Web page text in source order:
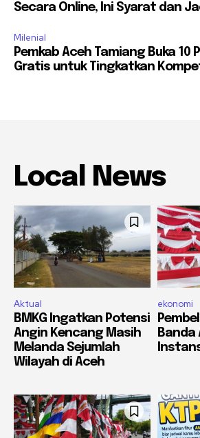
Secara Online, Ini Syarat dan
Milenial
Pemkab Aceh Tamiang Buka 10
Gratis untuk Tingkatkan
Local News
Aktual
BMKG Ingatkan Potensi
Angin Kencang Masih
Melanda Sejumlah
Wilayah di Aceh
ekonomi
Banda